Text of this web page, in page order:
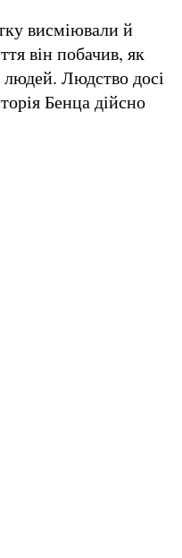
висміювали й
він побачив, як
Людство досі
Бенца дійсно